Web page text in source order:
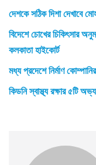
দেশকে সঠিক দিশা দেখাবে
বিদেশে চোখের চিকিৎসার
কলকাতা হাইকোর্ট
মধ্য প্রদেশে নির্মাণ
কিডনি স্বাস্থ্য রক্ষার ৫টি